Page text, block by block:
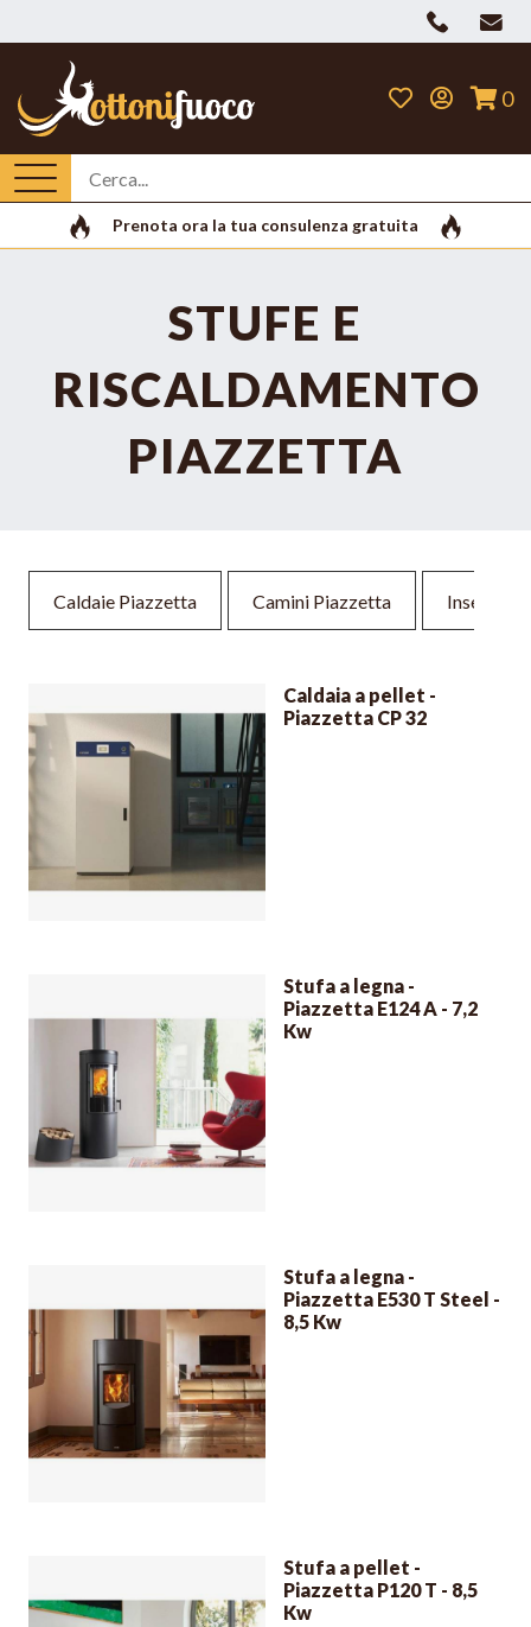
0
Prenota ora la tua consulenza gratuita
STUFE E
RISCALDAMENTO
PIAZZETTA
Caldaie Piazzetta Camini Piazzetta Inserti
Caldaia a pellet -
Piazzetta CP 32
Stufa a legna -
Piazzetta E124 A - 7,2
Kw
Stufa a legna -
Piazzetta E530 T Steel -
8,5 Kw
Stufa a pellet -
Piazzetta P120 T - 8,5
Kw